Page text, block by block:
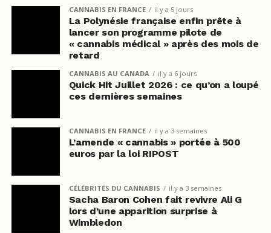
CANNABIS EN FRANCE il y a 5 jours
La Polynésie française enfin prête à
lancer son programme pilote de
« cannabis médical » après des mois de
retard
CANNABIS AU CANADA il y a 6 jours
Quick Hit Juillet 2026 : ce qu’on a loupé
ces dernières semaines
CANNABIS EN FRANCE il y a 3 semaines
L’amende « cannabis » portée à 500
euros par la loi RIPOST
CÉLÉBRITÉS DU CANNABIS il y a 3 semaines
Sacha Baron Cohen fait revivre Ali G
lors d’une apparition surprise à
Wimbledon